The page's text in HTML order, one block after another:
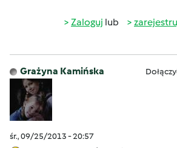
Zaloguj lub
Grażyna Kamińska
śr., 09/25/2013 - 20:57